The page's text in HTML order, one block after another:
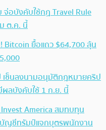
จ่อบังคับใช้กฏ Travel Rule
ต.ค. นี้
Bitcoin ยื้อแถว $64,700 ลุ้น
ซ็นลงนามอนุมัติกฎหมายคริป
ผลบังคับใช้ 1 ก.ย. นี้
America สมทบทุน
ญชีทรัมป์แจกบุตรพนักงาน